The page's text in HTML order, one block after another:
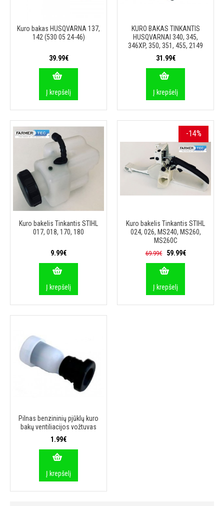
Kuro bakas HUSQVARNA 137,
142 (530 05 24-46)
39.99€
Į krepšelį
KURO BAKAS TINKANTIS
HUSQVARNAI 340, 345,
346XP, 350, 351, 455, 2149
31.99€
Į krepšelį
Kuro bakelis Tinkantis STIHL
017, 018, 170, 180
9.99€
Į krepšelį
-14%
Kuro bakelis Tinkantis STIHL
024, 026, MS240, MS260,
MS260C
69.99€ 59.99€
Į krepšelį
Pilnas benzininių pjūklų kuro
bakų ventiliacijos vožtuvas
1.99€
Į krepšelį